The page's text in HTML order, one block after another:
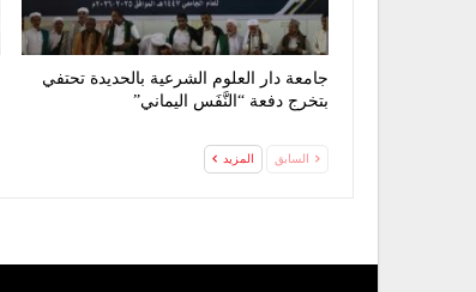
جامعة دار العلوم الشرعية بالحديدة تحتفي
بتخرج دفعة “النَّفَس اليماني”
السابق المزيد